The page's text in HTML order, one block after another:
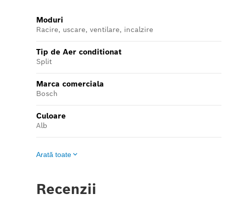
Moduri
Racire, uscare, ventilare, incalzire
Tip de Aer conditionat
Split
Marca comerciala
Bosch
Culoare
Alb
Arată toate
Recenzii